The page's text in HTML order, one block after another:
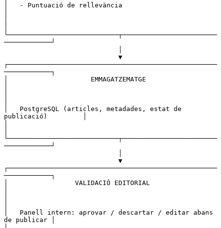
│   - Puntuació de rellevància
└────────────────────────────┬────────────────────────
────────────┘
                             ▼
┌─────────────────────────────────────────────────────
────────────┐
│                     EMMAGATZEMATGE
│   PostgreSQL (articles, metadades, estat de
publicació)         │
└────────────────────────────┬────────────────────────
────────────┘
                             ▼
┌─────────────────────────────────────────────────────
────────────┐
│                 VALIDACIÓ EDITORIAL
│   Panell intern: aprovar / descartar / editar abans
de publicar │